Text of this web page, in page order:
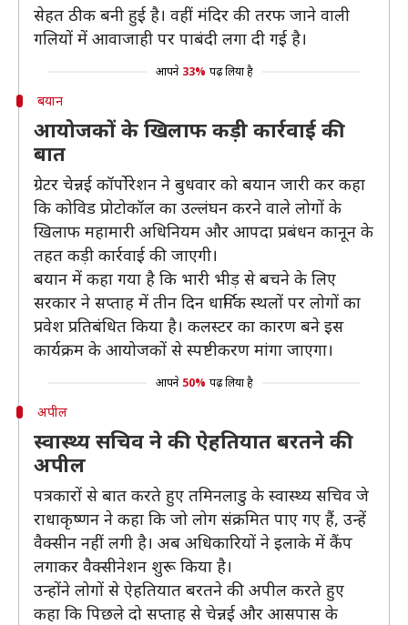
सेहत ठीक बनी हुई है। वहीं मंदिर की तरफ जाने वाली
गलियों में आवाजाही पर पाबंदी लगा दी गई है।
आपने 33% पढ़ लिया है
बयान
आयोजकों के खिलाफ कड़ी कार्रवाई की
बात
ग्रेटर चेन्नई कॉर्पोरेशन ने बुधवार को बयान जारी कर कहा
कि कोविड प्रोटोकॉल का उल्लंघन करने वाले लोगों के
खिलाफ महामारी अधिनियम और आपदा प्रबंधन कानून के
तहत कड़ी कार्रवाई की जाएगी।
बयान में कहा गया है कि भारी भीड़ से बचने के लिए
सरकार ने सप्ताह में तीन दिन धार्मिक स्थलों पर लोगों का
प्रवेश प्रतिबंधित किया है। कलस्टर का कारण बने इस
कार्यक्रम के आयोजकों से स्पष्टीकरण मांगा जाएगा।
आपने 50% पढ़ लिया है
अपील
स्वास्थ्य सचिव ने की ऐहतियात बरतने की
अपील
पत्रकारों से बात करते हुए तमिनलाडु के स्वास्थ्य सचिव जे
राधाकृष्णन ने कहा कि जो लोग संक्रमित पाए गए हैं, उन्हें
वैक्सीन नहीं लगी है। अब अधिकारियों ने इलाके में कैंप
लगाकर वैक्सीनेशन शुरू किया है।
उन्होंने लोगों से ऐहतियात बरतने की अपील करते हुए
कहा कि पिछले दो सप्ताह से चेन्नई और आसपास के